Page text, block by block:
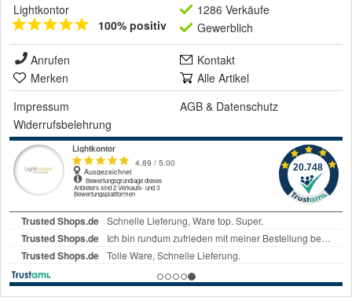
Lightkontor
100% positiv
1286 Verkäufe
Gewerblich
Anrufen
Kontakt
Merken
Alle Artikel
Impressum
AGB & Datenschutz
Widerrufsbelehrung